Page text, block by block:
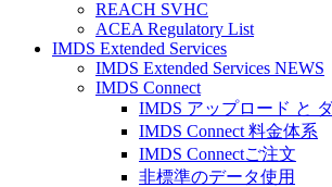
REACH SVHC
ACEA Regulatory List
IMDS Extended Services
IMDS Extended Services NEWS
IMDS Connect
IMDS アップロード と
IMDS Connect 料金体系
IMDS Connectご注文
非標準のデータ使用